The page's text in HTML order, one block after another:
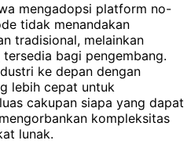
mengadopsi platform no-
tidak menandakan
tradisional, melainkan
bagi pengembang.
ke depan dengan
lebih cepat untuk
cakupan siapa yang dapat
kompleksitas
lunak.